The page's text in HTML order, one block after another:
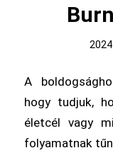
A
hogy tudjuk,
életcél vagy
folyamatnak